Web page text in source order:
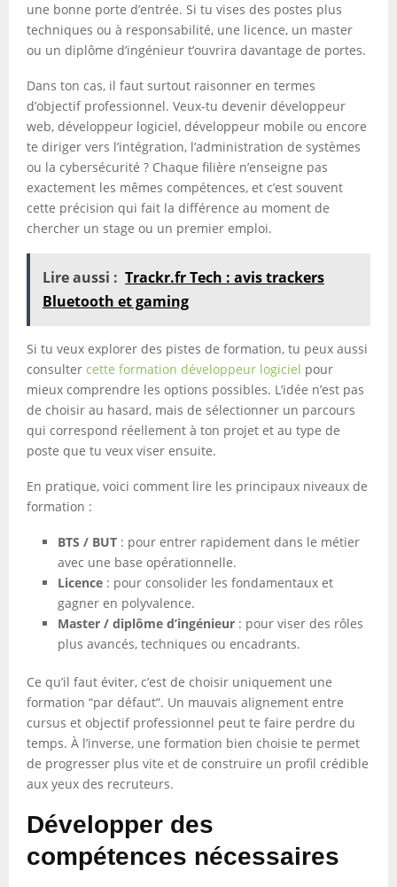
une bonne porte d’entrée. Si tu vises des postes plus
techniques ou à responsabilité, une licence, un master
ou un diplôme d’ingénieur t’ouvrira davantage de portes.
Dans ton cas, il faut surtout raisonner en termes
d’objectif professionnel. Veux-tu devenir développeur
web, développeur logiciel, développeur mobile ou encore
te diriger vers l’intégration, l’administration de systèmes
ou la cybersécurité ? Chaque filière n’enseigne pas
exactement les mêmes compétences, et c’est souvent
cette précision qui fait la différence au moment de
chercher un stage ou un premier emploi.
Lire aussi : Trackr.fr Tech : avis trackers
Bluetooth et gaming
Si tu veux explorer des pistes de formation, tu peux aussi
consulter cette formation développeur logiciel pour
mieux comprendre les options possibles. L’idée n’est pas
de choisir au hasard, mais de sélectionner un parcours
qui correspond réellement à ton projet et au type de
poste que tu veux viser ensuite.
En pratique, voici comment lire les principaux niveaux de
formation :
BTS / BUT : pour entrer rapidement dans le métier
avec une base opérationnelle.
Licence : pour consolider les fondamentaux et
gagner en polyvalence.
Master / diplôme d’ingénieur : pour viser des rôles
plus avancés, techniques ou encadrants.
Ce qu’il faut éviter, c’est de choisir uniquement une
formation “par défaut”. Un mauvais alignement entre
cursus et objectif professionnel peut te faire perdre du
temps. À l’inverse, une formation bien choisie te permet
de progresser plus vite et de construire un profil crédible
aux yeux des recruteurs.
Développer des
compétences nécessaires